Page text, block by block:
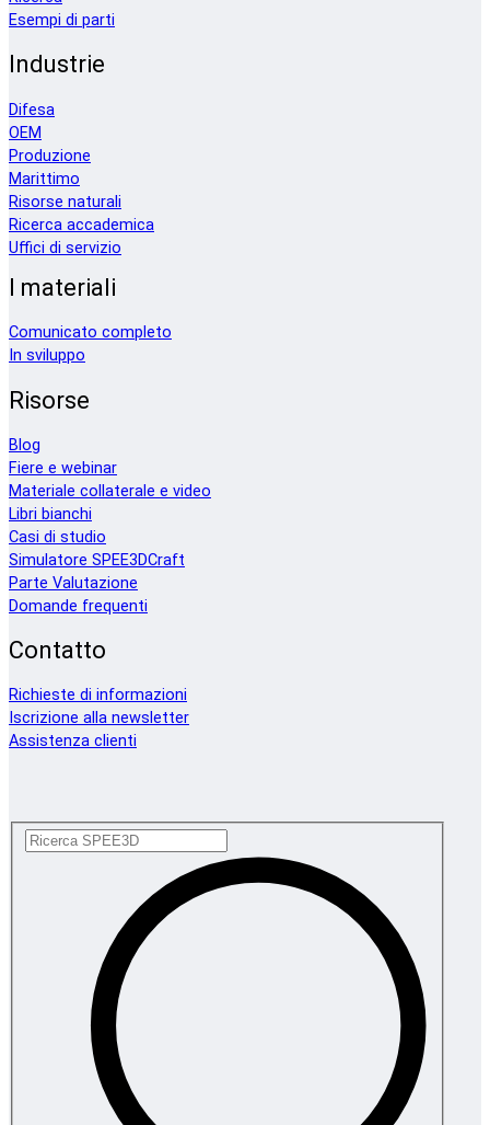
Esempi di parti
Industrie
Difesa
OEM
Produzione
Marittimo
Risorse naturali
Ricerca accademica
Uffici di servizio
I materiali
Comunicato completo
In sviluppo
Risorse
Blog
Fiere e webinar
Materiale collaterale e video
Libri bianchi
Casi di studio
Simulatore SPEE3DCraft
Parte Valutazione
Domande frequenti
Contatto
Richieste di informazioni
Iscrizione alla newsletter
Assistenza clienti